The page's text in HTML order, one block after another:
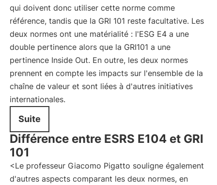
qui doivent donc utiliser cette norme comme
référence, tandis que la GRI 101 reste facultative. Les
deux normes ont une matérialité : l'ESG E4 a une
double pertinence alors que la GRI101 a une
pertinence Inside Out. En outre, les deux normes
prennent en compte les impacts sur l'ensemble de la
chaîne de valeur et sont liées à d'autres initiatives
internationales.
Suite
Différence entre ESRS E104 et GRI
101
<Le professeur Giacomo Pigatto souligne également
d'autres aspects comparant les deux normes, en